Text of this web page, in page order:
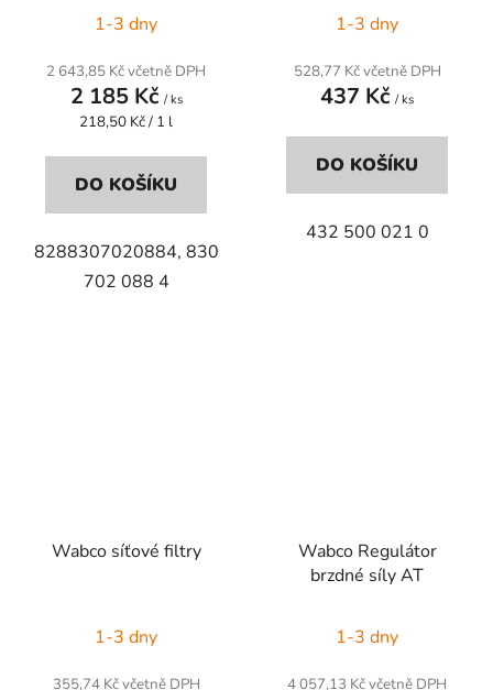
1-3 dny
2 643,85 Kč včetně DPH
2 185 Kč / ks
Měrná
218,50 Kč / 1 l
DO KOŠÍKU
8288307020884, 830
702 088 4
1-3 dny
528,77 Kč včetně DPH
437 Kč / ks
DO KOŠÍKU
432 500 021 0
Wabco síťové filtry
1-3 dny
355,74 Kč včetně DPH
Wabco Regulátor
brzdné síly AT
1-3 dny
4 057,13 Kč včetně DPH